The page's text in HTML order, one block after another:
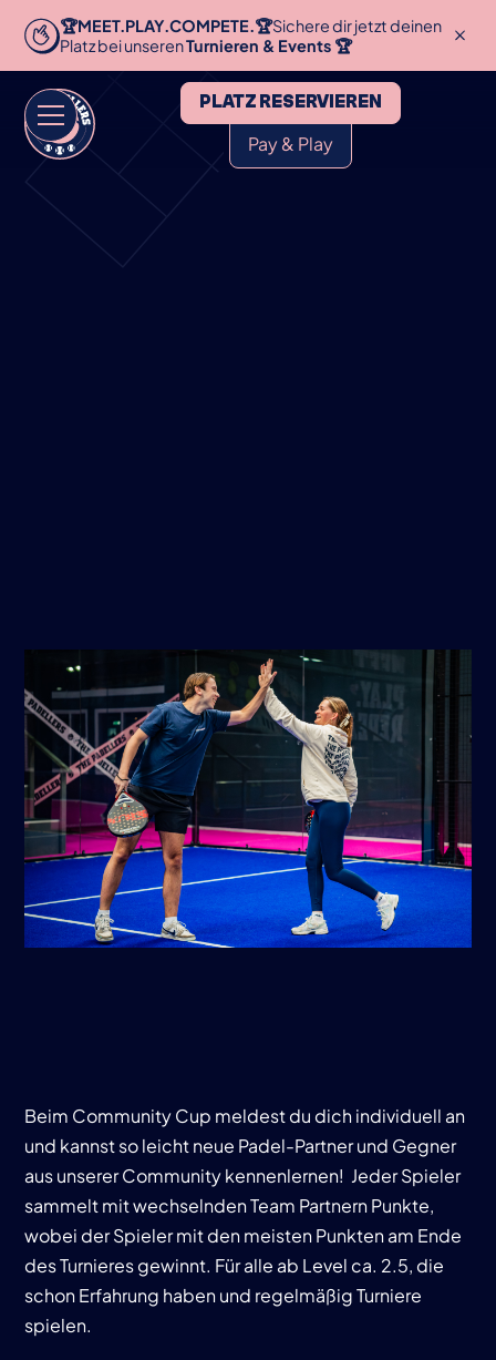
🏆MEET.PLAY.COMPETE.🏆Sichere dir jetzt deinen
Platz bei unserenTurnieren & Events 🏆
PLATZ RESERVIEREN
Pay & Play
Beim Community Cup meldest du dich individuell an
und kannst so leicht neue Padel-Partner und Gegner
aus unserer Community kennenlernen! Jeder Spieler
sammelt mit wechselnden Team Partnern Punkte,
wobei der Spieler mit den meisten Punkten am Ende
des Turnieres gewinnt. Für alle ab Level ca. 2.5, die
schon Erfahrung haben und regelmäßig Turniere
spielen.